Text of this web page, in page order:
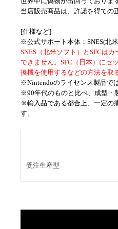
当店販売商品は、許諾を得ての
[仕様など]
※公式サポート本体：SNES(北
SNES（北米ソフト）とSFCは
できません。SFC（日本）にセ
換機を使用するなどの方法を取
※Nintendoのライセンス製品で
※90年代のものと比べ、成型・
※輸入品である都合上、一定の
す。
受注生産型